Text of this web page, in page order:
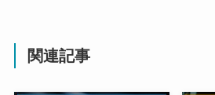
関連記事